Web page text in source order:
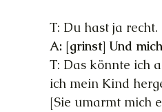
T: Du hast ja recht.
A: [grinst] Und
T: Das könnte ich
ich mein Kind
[Sie umarmt mich